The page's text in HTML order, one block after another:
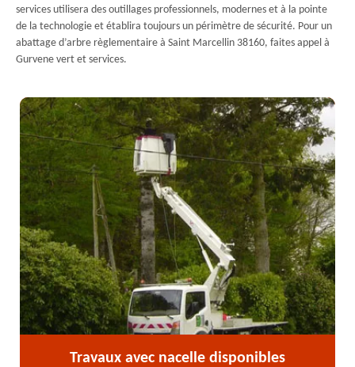
services utilisera des outillages professionnels, modernes et à la pointe
de la technologie et établira toujours un périmètre de sécurité. Pour un
abattage d’arbre règlementaire à Saint Marcellin 38160, faites appel à
Gurvene vert et services.
Travaux avec nacelle disponibles